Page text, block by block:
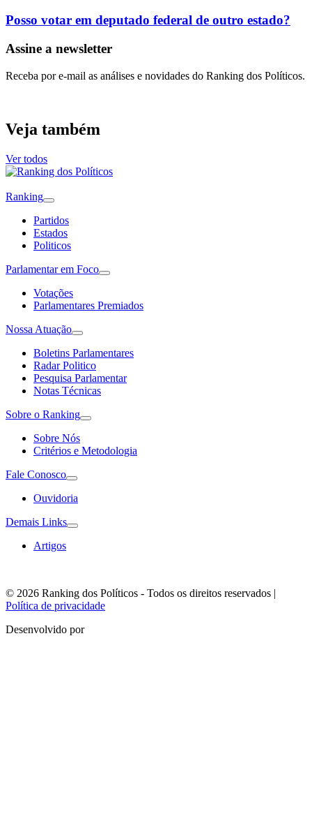
Posso votar em deputado federal de outro estado?
Assine a newsletter
Receba por e-mail as análises e novidades do Ranking dos Políticos.
Veja também
Ver todos
Ranking
Partidos
Estados
Politicos
Parlamentar em Foco
Votações
Parlamentares Premiados
Nossa Atuação
Boletins Parlamentares
Radar Politico
Pesquisa Parlamentar
Notas Técnicas
Sobre o Ranking
Sobre Nós
Critérios e Metodologia
Fale Conosco
Ouvidoria
Demais Links
Artigos
© 2026 Ranking dos Políticos - Todos os direitos reservados |
Política de privacidade
Desenvolvido por